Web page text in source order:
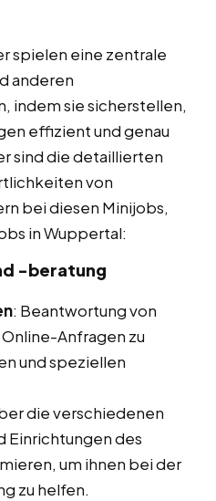
spielen eine zentrale
anderen
indem sie sicherstellen,
effizient und genau
sind die detaillierten
von
bei diesen Minijobs,
in Wuppertal:
-beratung
: Beantwortung von
Anfragen zu
und speziellen
die verschiedenen
Einrichtungen des
um ihnen bei der
zu helfen.